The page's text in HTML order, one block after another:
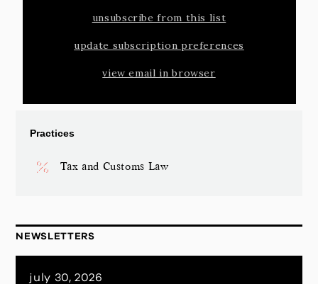
unsubscribe from this list
update subscription preferences
view email in browser
Practices
Tax and Customs Law
NEWSLETTERS
july 30, 2026